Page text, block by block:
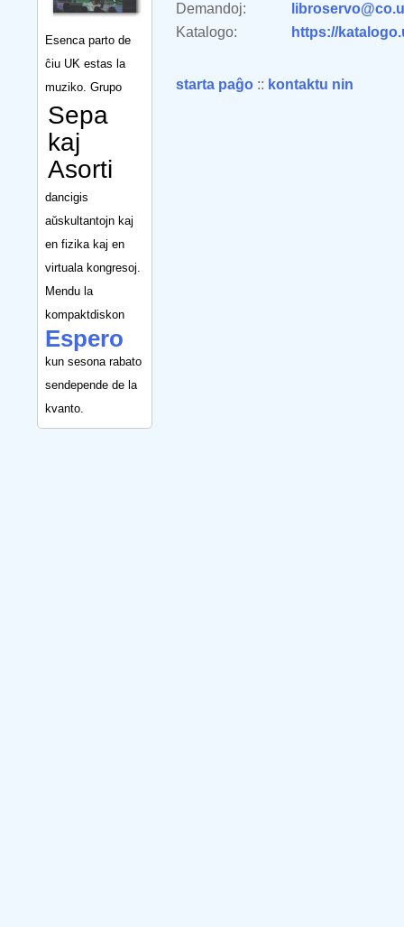
Esenca parto de
ĉiu UK estas la
muziko. Grupo
Sepa
kaj
Asorti
dancigis
aŭskultantojn kaj
en fizika kaj en
virtuala kongresoj.
Mendu la
kompaktdiskon
Espero
kun sesona rabato
sendepende de la
kvanto.
Demandoj:
Katalogo:
https://
starta paĝo :: kontaktu nin